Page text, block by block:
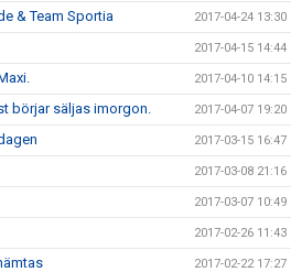
& Team Sportia 2017-04-24 13:30
2017-04-15 14:44
2017-04-10 14:15
börjar säljas imorgon. 2017-04-07 19:20
2017-03-15 16:47
2017-03-08 21:16
2017-03-07 10:49
2017-02-26 11:43
2017-02-22 17:27